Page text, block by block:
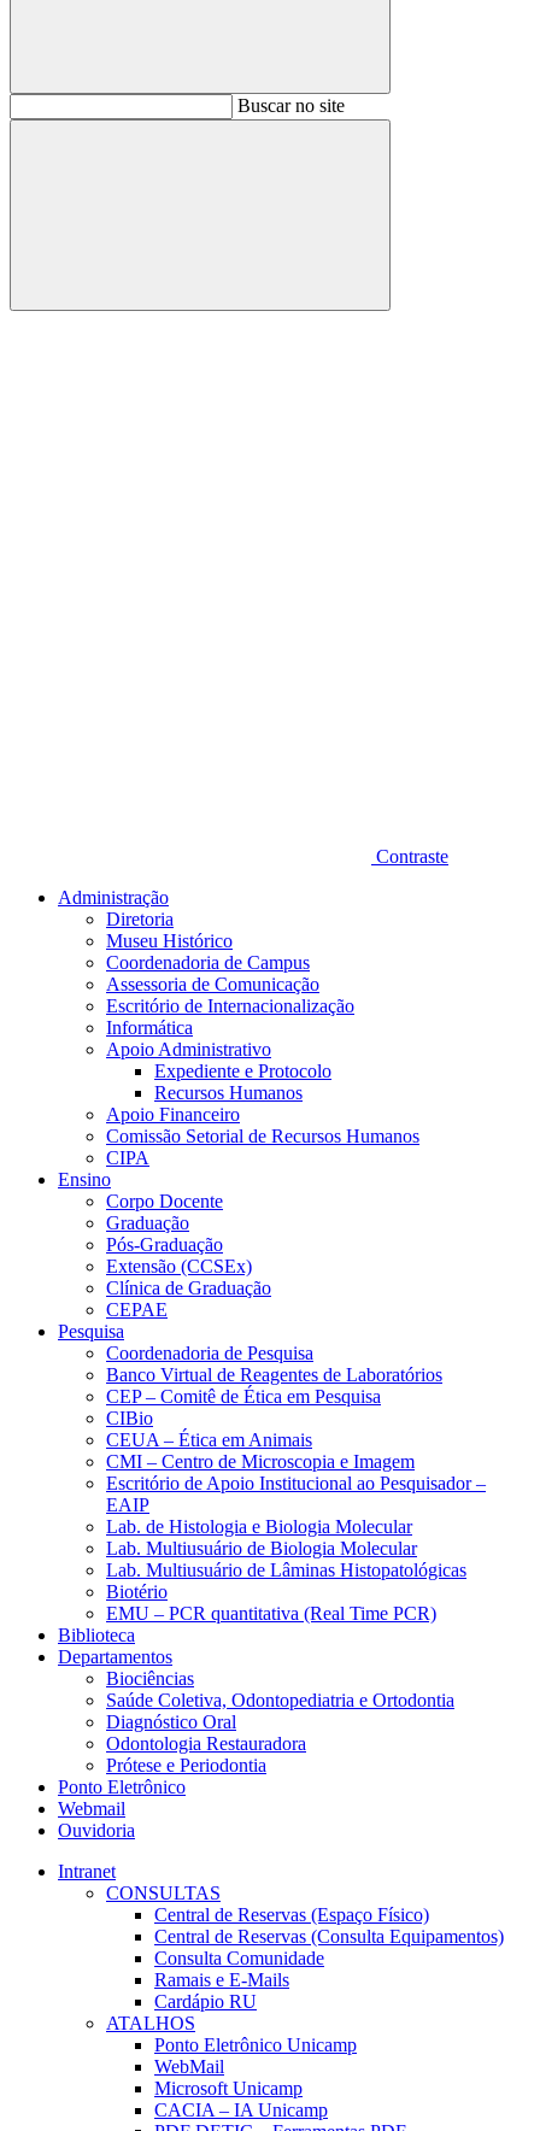
BuscarBuscar no site
Buscar
Contraste
Administração
Diretoria
Museu Histórico
Coordenadoria de Campus
Assessoria de Comunicação
Escritório de Internacionalização
Informática
Apoio Administrativo
Expediente e Protocolo
Recursos Humanos
Apoio Financeiro
Comissão Setorial de Recursos Humanos
CIPA
Ensino
Corpo Docente
Graduação
Pós-Graduação
Extensão (CCSEx)
Clínica de Graduação
CEPAE
Pesquisa
Coordenadoria de Pesquisa
Banco Virtual de Reagentes de Laboratórios
CEP – Comitê de Ética em Pesquisa
CIBio
CEUA – Ética em Animais
CMI – Centro de Microscopia e Imagem
Escritório de Apoio Institucional ao Pesquisador –
EAIP
Lab. de Histologia e Biologia Molecular
Lab. Multiusuário de Biologia Molecular
Lab. Multiusuário de Lâminas Histopatológicas
Biotério
EMU – PCR quantitativa (Real Time PCR)
Biblioteca
Departamentos
Biociências
Saúde Coletiva, Odontopediatria e Ortodontia
Diagnóstico Oral
Odontologia Restauradora
Prótese e Periodontia
Ponto Eletrônico
Webmail
Ouvidoria
Intranet
CONSULTAS
Central de Reservas (Espaço Físico)
Central de Reservas (Consulta Equipamentos)
Consulta Comunidade
Ramais e E-Mails
Cardápio RU
ATALHOS
Ponto Eletrônico Unicamp
WebMail
Microsoft Unicamp
CACIA – IA Unicamp